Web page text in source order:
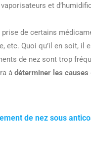
et
de certains
etc. Quoi qu’il en soit, il
de nez sont trop
à déterminer les causes
de nez sous